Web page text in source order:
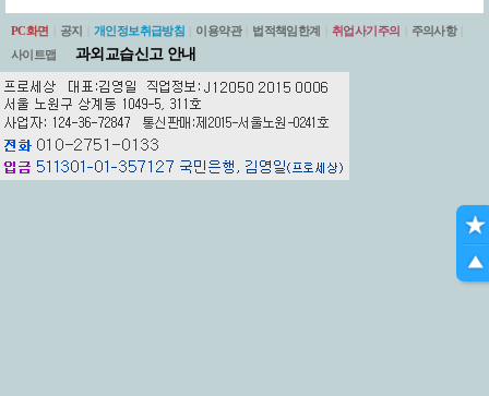
PC화면 공지 개인정보취급방침 이용약관 법적책임한계 취업사기주의 주의사항
사이트맵
과외교습신고 안내